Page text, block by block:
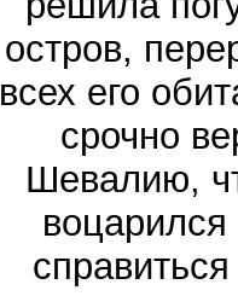
остров,
всех его
срочно
Шевалию,